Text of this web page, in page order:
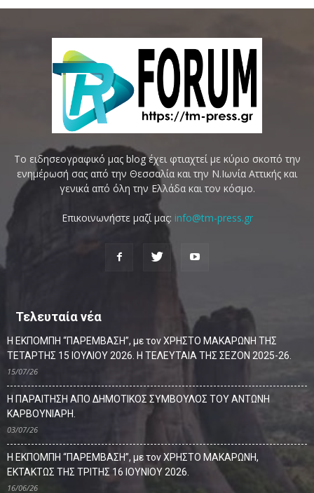
Το ειδησεογραφικό μας blog έχει φτιαχτεί με κύριο σκοπό την
ενημέρωσή σας από την Θεσσαλία και την Ν.Ιωνία Αττικής και
γενικά από όλη την Ελλάδα και τον κόσμο.
Επικοινωνήστε μαζί μας: info@tm-press.gr
Τελευταία νέα
Η ΕΚΠΟΜΠΗ “ΠΑΡΕΜΒΑΣΗ”, με τον ΧΡΗΣΤΟ ΜΑΚΑΡΩΝΗ ΤΗΣ
ΤΕΤΑΡΤΗΣ 15 ΙΟΥΛΙΟΥ 2026. Η ΤΕΛΕΥΤΑΙΑ ΤΗΣ ΣΕΖΟΝ 2025-26.
15/07/26
Η ΠΑΡΑΙΤΗΣΗ ΑΠΟ ΔΗΜΟΤΙΚΟΣ ΣΥΜΒΟΥΛΟΣ ΤΟΥ ΑΝΤΩΝΗ
ΚΑΡΒΟΥΝΙΑΡΗ.
03/07/26
Η ΕΚΠΟΜΠΗ “ΠΑΡΕΜΒΑΣΗ”, με τον ΧΡΗΣΤΟ ΜΑΚΑΡΩΝΗ,
ΕΚΤΑΚΤΩΣ ΤΗΣ ΤΡΙΤΗΣ 16 ΙΟΥΝΙΟΥ 2026.
16/06/26